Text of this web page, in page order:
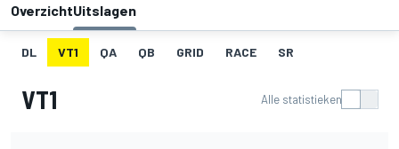
OverzichtUitslagen
DL VT1 QA QB GRID RACE SR
VT1 Alle statistieken